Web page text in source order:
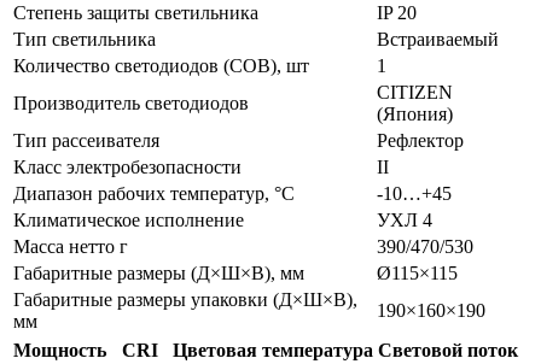
Степень защиты светильника
IP 20
Тип светильника
Встраиваемый
Количество светодиодов (COB), шт
1
Производитель светодиодов
CITIZEN
(Япония)
Тип рассеивателя
Рефлектор
Класс электробезопасности
II
Диапазон рабочих температур, °С
-10…+45
Климатическое исполнение
УХЛ 4
Масса нетто г
390/470/530
Габаритные размеры (Д×Ш×В), мм
Ø115×115
Габаритные размеры упаковки (Д×Ш×В),
мм
190×160×190
Мощность
CRI Цветовая температура Световой поток